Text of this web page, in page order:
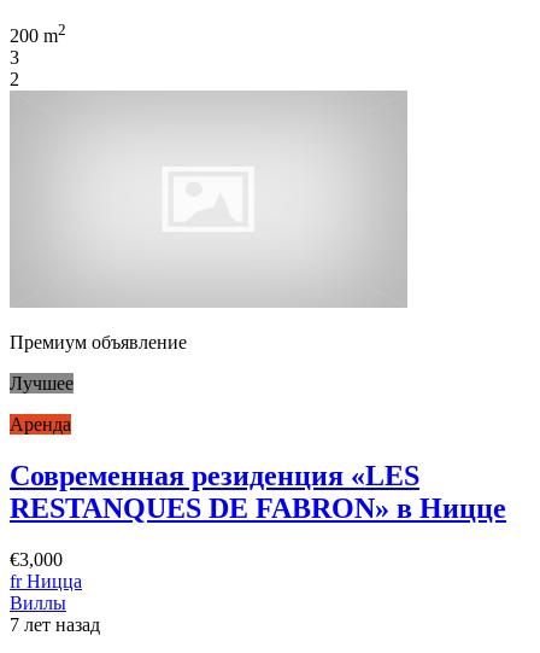
200 m2
3
2
Премиум объявление
Лучшее
Аренда
Современная резиденция «LES
RESTANQUES DE FABRON» в Ницце
€3,000
fr Ницца
Виллы
7 лет назад